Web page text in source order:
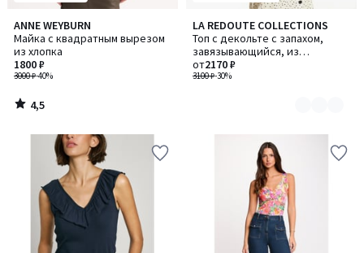
ANNE WEYBURN
Майка с квадратным вырезом
из хлопка
3000 ₽-40%
1800 ₽
4,5
/ 5
4,5
/
LA REDOUTE COLLECTIONS
Топ с декольте с запахом,
завязывающийся, из
трикотажного джерси
3100 ₽-30%
от2170 ₽
Количество
цветов:
2